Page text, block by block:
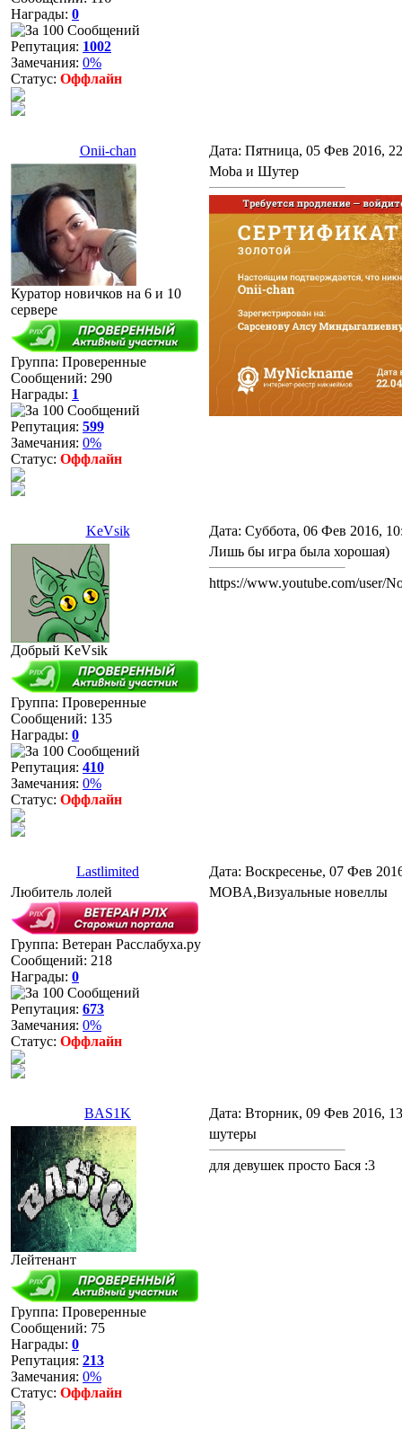
Награды: 0
Репутация: 1002
Замечания: 0%
Статус: Оффлайн
Onii-chan Дата: Пятница, 05 Фев 2016,
Куратор новичков на 6 и 10
сервере
Группа: Проверенные
Сообщений: 290
Награды: 1
Репутация: 599
Замечания: 0%
Статус: Оффлайн
Moba и Шутер
KeVsik Дата: Суббота, 06 Фев 2016,
Добрый KeVsik
Группа: Проверенные
Сообщений: 135
Награды: 0
Репутация: 410
Замечания: 0%
Статус: Оффлайн
Лишь бы игра была хорошая)
https://www.youtube.com/user/
Lastlimited
Дата: Воскресенье, 07 Фев
Любитель лолей
Группа: Ветеран Расслабуха.ру
Сообщений: 218
Награды: 0
Репутация: 673
Замечания: 0%
Статус: Оффлайн
MOBA,Визуальные новеллы
BAS1K Дата: Вторник, 09 Фев 2016,
Лейтенант
Группа: Проверенные
Сообщений: 75
Награды: 0
Репутация: 213
Замечания: 0%
Статус: Оффлайн
шутеры
для девушек просто Бася :3